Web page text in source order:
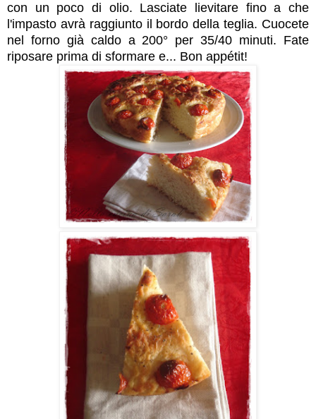
con un poco di olio. Lasciate lievitare fino a che
l'impasto avrà raggiunto il bordo della teglia. Cuocete
nel forno già caldo a 200° per 35/40 minuti. Fate
riposare prima di sformare e... Bon appétit!